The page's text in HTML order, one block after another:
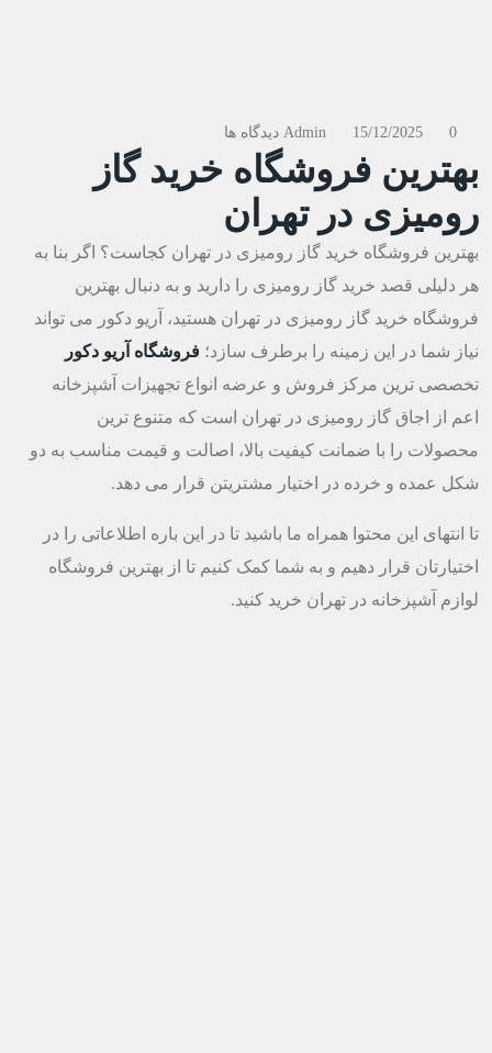
Admin 15/12/2025 0 دیدگاه ها
بهترین فروشگاه خرید گاز
رومیزی در تهران
بهترین فروشگاه خرید گاز رومیزی در تهران کجاست؟ اگر بنا به
هر دلیلی قصد خرید گاز رومیزی را دارید و به دنبال بهترین
فروشگاه خرید گاز رومیزی در تهران هستید، آریو دکور می تواند
نیاز شما در این زمینه را برطرف سازد؛ فروشگاه آریو دکور
تخصصی ترین مرکز فروش و عرضه انواع تجهیزات آشپزخانه
اعم از اجاق گاز رومیزی در تهران است که متنوع ترین
محصولات را با ضمانت کیفیت بالا، اصالت و قیمت مناسب به دو
شکل عمده و خرده در اختیار مشتریتن قرار می دهد.
تا انتهای این محتوا همراه ما باشید تا در این باره اطلاعاتی را در
اختیارتان قرار دهیم و به شما کمک کنیم تا از بهترین فروشگاه
لوازم آشپزخانه در تهران خرید کنید.